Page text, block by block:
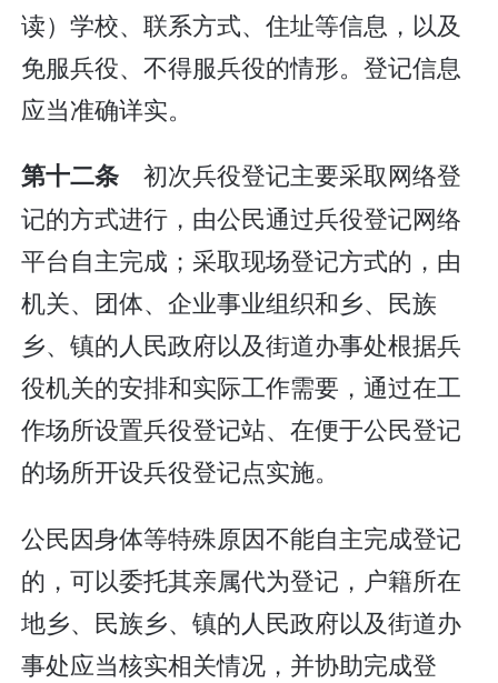
读）学校、联系方式、住址等信息，以及
免服兵役、不得服兵役的情形。登记信息
应当准确详实。
第十二条初次兵役登记主要采取网络登
记的方式进行，由公民通过兵役登记网络
平台自主完成；采取现场登记方式的，由
机关、团体、企业事业组织和乡、民族
乡、镇的人民政府以及街道办事处根据兵
役机关的安排和实际工作需要，通过在工
作场所设置兵役登记站、在便于公民登记
的场所开设兵役登记点实施。
公民因身体等特殊原因不能自主完成登记
的，可以委托其亲属代为登记，户籍所在
地乡、民族乡、镇的人民政府以及街道办
事处应当核实相关情况，并协助完成登